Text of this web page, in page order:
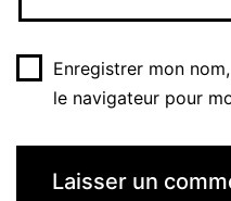
Enregistrer mon
le navigateur pour